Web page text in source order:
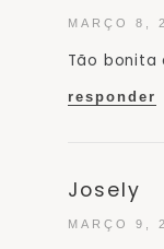
MARÇO 8,
Tão bonita
responder
Josely
MARÇO 9,